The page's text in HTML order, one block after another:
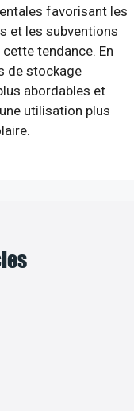
favorisant les
et les subventions
tendance. En
de stockage
abordables et
utilisation plus